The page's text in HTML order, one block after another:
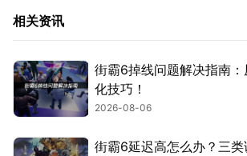
相关资讯
街霸6掉线问题解决指南
化技巧！
2026-08-06
街霸6延迟高怎么办？三